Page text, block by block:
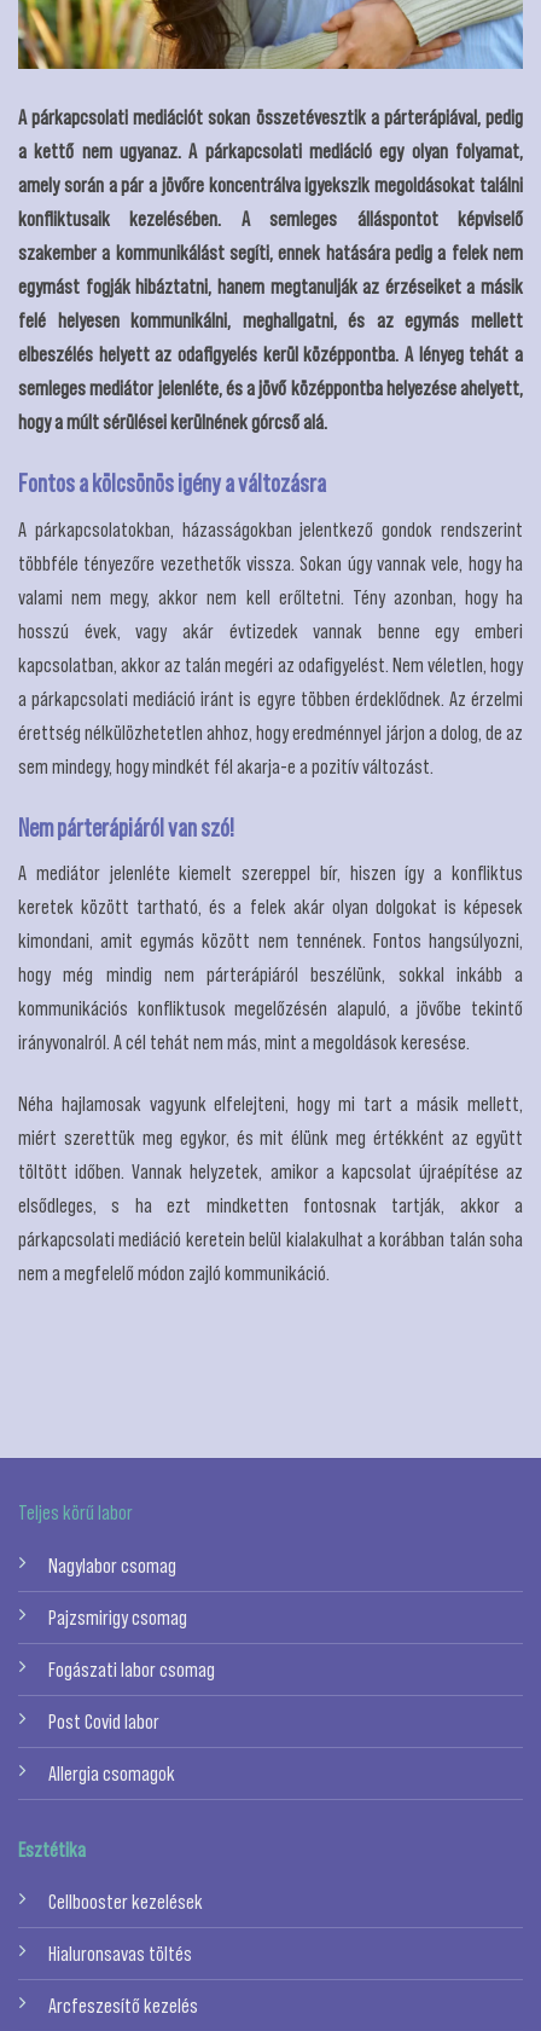
A párkapcsolati mediációt sokan összetévesztik a párterápiával, pedig
a kettő nem ugyanaz. A párkapcsolati mediáció egy olyan folyamat,
amely során a pár a jövőre koncentrálva igyekszik megoldásokat találni
konfliktusaik kezelésében. A semleges álláspontot képviselő
szakember a kommunikálást segíti, ennek hatására pedig a felek nem
egymást fogják hibáztatni, hanem megtanulják az érzéseiket a másik
felé helyesen kommunikálni, meghallgatni, és az egymás mellett
elbeszélés helyett az odafigyelés kerül középpontba. A lényeg tehát a
semleges mediátor jelenléte, és a jövő középpontba helyezése ahelyett,
hogy a múlt sérülései kerülnének górcső alá.
Fontos a kölcsönös igény a változásra
A párkapcsolatokban, házasságokban jelentkező gondok rendszerint
többféle tényezőre vezethetők vissza. Sokan úgy vannak vele, hogy ha
valami nem megy, akkor nem kell erőltetni. Tény azonban, hogy ha
hosszú évek, vagy akár évtizedek vannak benne egy emberi
kapcsolatban, akkor az talán megéri az odafigyelést. Nem véletlen, hogy
a párkapcsolati mediáció iránt is egyre többen érdeklődnek. Az érzelmi
érettség nélkülözhetetlen ahhoz, hogy eredménnyel járjon a dolog, de az
sem mindegy, hogy mindkét fél akarja-e a pozitív változást.
Nem párterápiáról van szó!
A mediátor jelenléte kiemelt szereppel bír, hiszen így a konfliktus
keretek között tartható, és a felek akár olyan dolgokat is képesek
kimondani, amit egymás között nem tennének. Fontos hangsúlyozni,
hogy még mindig nem párterápiáról beszélünk, sokkal inkább a
kommunikációs konfliktusok megelőzésén alapuló, a jövőbe tekintő
irányvonalról. A cél tehát nem más, mint a megoldások keresése.
Néha hajlamosak vagyunk elfelejteni, hogy mi tart a másik mellett,
miért szerettük meg egykor, és mit élünk meg értékként az együtt
töltött időben. Vannak helyzetek, amikor a kapcsolat újraépítése az
elsődleges, s ha ezt mindketten fontosnak tartják, akkor a
párkapcsolati mediáció keretein belül kialakulhat a korábban talán soha
nem a megfelelő módon zajló kommunikáció.
Teljes körű labor
Nagylabor csomag
Pajzsmirigy csomag
Fogászati labor csomag
Post Covid labor
Allergia csomagok
Esztétika
Cellbooster kezelések
Hialuronsavas töltés
Arcfeszesítő kezelés